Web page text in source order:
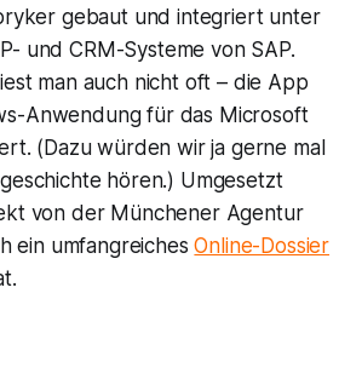
gebaut und integriert unter
und CRM-Systeme von SAP.
man auch nicht oft – die App
Anwendung für das Microsoft
(Dazu würden wir ja gerne mal
hören.) Umgesetzt
von der Münchener Agentur
ein umfangreichesOnline-Dossier